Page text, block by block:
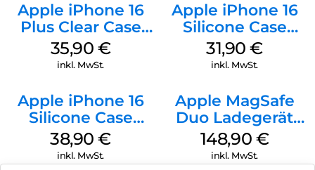
Apple iPhone 16
Plus Clear Case
MagSafe
Transparent
35,90 €
inkl. MwSt.
Apple iPhone 16
Silicone Case
MagSafe Fuchsia
31,90€
inkl. MwSt.
Apple iPhone 16
Silicone Case
MagSafe
Ultramarine
38,90€
inkl. MwSt.
Apple MagSafe
Duo Ladegerät
Weiß
148,90 €
inkl. MwSt.